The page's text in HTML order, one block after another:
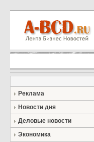
Реклама
Новости дня
Деловые новости
Экономика